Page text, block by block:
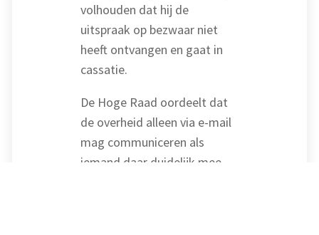
volhouden dat hij de
uitspraak op bezwaar niet
heeft ontvangen en gaat in
cassatie.
De Hoge Raad oordeelt dat
de overheid alleen via e-mail
mag communiceren als
iemand daar duidelijk mee